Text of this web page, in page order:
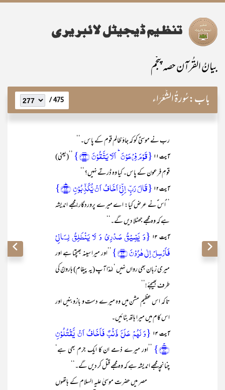
بیانُ القُرآن حصہ پنجم
باب:سُورۃُ الشُّعَرَاء 475 /
رب نے موسیٰؑ کو کہ جاؤ ظالم قوم کے پاس۔‘‘
آیت ۱۱ {قَوۡمَ فِرۡعَوۡنَ ؕ اَلَا یَتَّقُوۡنَ ﴿۱۱﴾}
’’(یعنی)
قومِ فرعون کے پاس۔ کیا وہ ڈرتے نہیں؟‘‘
آیت ۱۲ {قَالَ رَبِّ اِنِّیۡۤ اَخَافُ اَنۡ یُّکَذِّبُوۡنِ ﴿ؕ۱۲﴾}
’’اُس ؑنے عرض کیا: اے میرے پروردگار! مجھے اندیشہ
ہے کہ وہ مجھے جھٹلا دیں گے۔‘‘
آیت ۱۳
{وَ یَضِیۡقُ صَدۡرِیۡ وَ لَا یَنۡطَلِقُ لِسَانِیۡ
فَاَرۡسِلۡ اِلٰی ہٰرُوۡنَ ﴿۱۳﴾}
’’اور میرا سینہ بھنچتا ہے اور
میری زبان بھی رواں نہیں ‘ لہٰذا آپ (یہ پیغام) ہارونؑ کی
طرف بھیجئے!‘‘
تا کہ اس عظیم مشن میں وہ میرے دست و بازو بنیں اور
اس کام میں میرا ہاتھ بٹائیں۔
آیت ۱۴
{وَ لَہُمۡ عَلَیَّ ذَنۡۢبٌ فَاَخَافُ اَنۡ یَّقۡتُلُوۡنِ
﴿ۚ۱۴﴾}
’’اور میرے ذمے ان کا ایک جرم بھی ہے‘
چنانچہ مجھے اندیشہ ہے کہ وہ مجھے قتل کر دیں گے۔‘‘
مصر میں حضرت موسیٰ علیہ السلام کے ہاتھوں